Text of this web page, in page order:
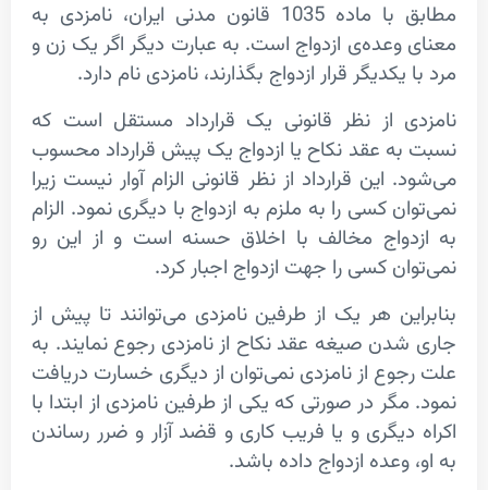
مطابق با ماده 1035 قانون مدنی ایران، نامزدی به
ازدواج است. به عبارت دیگر اگر یک زن و
قرار ازدواج بگذارند، نامزدی نام دارد.
از نظر قانونی یک قرارداد مستقل است که
عقد نکاح یا ازدواج یک پیش قرارداد محسوب
قرارداد از نظر قانونی الزام آوار نیست زیرا
کسی را به ملزم به ازدواج با دیگری نمود. الزام
مخالف با اخلاق حسنه است و از این رو
کسی را جهت ازدواج اجبار کرد.
هر یک از طرفین نامزدی می‌توانند تا پیش از
صیغه عقد نکاح از نامزدی رجوع نمایند. به
از نامزدی نمی‌توان از دیگری خسارت دریافت
در صورتی که یکی از طرفین نامزدی از ابتدا با
و یا فریب کاری و قضد آزار و ضرر رساندن
ازدواج داده باشد.